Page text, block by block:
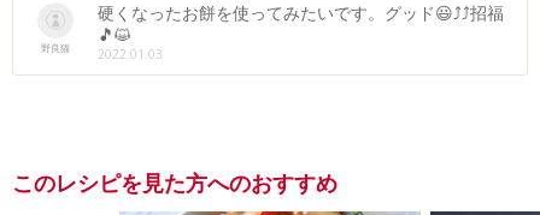
野良猫
硬くなったお餅を使ってみたいです。グッド😃⤴⤴招福
🎵😺
2022.01.03
このレシピを見た方へのおすすめ